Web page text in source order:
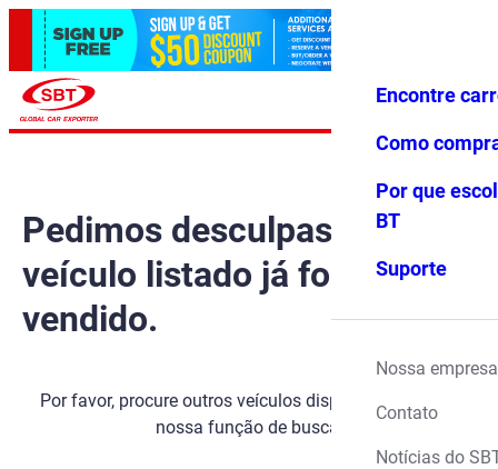
Favoritos Menu
Encontre
Como
Por que
BT
Suporte
Nossa empresa
Contato
Notícias do
Pedimos desculpas, mas o
veículo listado já foi
vendido.
Por favor, procure outros veículos disponíveis usando
nossa função de busca.